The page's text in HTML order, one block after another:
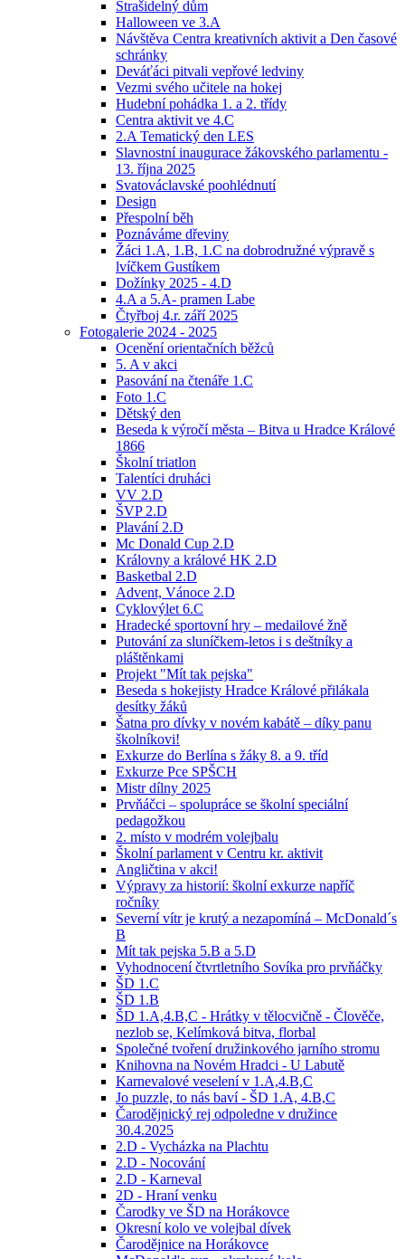
Strašidelný dům
Halloween ve 3.A
Návštěva Centra kreativních aktivit a Den časové
schránky
Deváťáci pitvali vepřové ledviny
Vezmi svého učitele na hokej
Hudební pohádka 1. a 2. třídy
Centra aktivit ve 4.C
2.A Tematický den LES
Slavnostní inaugurace žákovského parlamentu -
13. října 2025
Svatováclavské poohlédnutí
Design
Přespolní běh
Poznáváme dřeviny
Žáci 1.A, 1.B, 1.C na dobrodružné výpravě s
lvíčkem Gustíkem
Dožínky 2025 - 4.D
4.A a 5.A- pramen Labe
Čtyřboj 4.r. září 2025
Fotogalerie 2024 - 2025
Ocenění orientačních běžců
5. A v akci
Pasování na čtenáře 1.C
Foto 1.C
Dětský den
Beseda k výročí města – Bitva u Hradce Králové
1866
Školní triatlon
Talentíci druháci
VV 2.D
ŠVP 2.D
Plavání 2.D
Mc Donald Cup 2.D
Královny a králové HK 2.D
Basketbal 2.D
Advent, Vánoce 2.D
Cyklovýlet 6.C
Hradecké sportovní hry – medailové žně
Putování za sluníčkem-letos i s deštníky a
pláštěnkami
Projekt "Mít tak pejska"
Beseda s hokejisty Hradce Králové přilákala
desítky žáků
Šatna pro dívky v novém kabátě – díky panu
školníkovi!
Exkurze do Berlína s žáky 8. a 9. tříd
Exkurze Pce SPŠCH
Mistr dílny 2025
Prvňáčci – spolupráce se školní speciální
pedagožkou
2. místo v modrém volejbalu
Školní parlament v Centru kr. aktivit
Angličtina v akci!
Výpravy za historií: školní exkurze napříč
ročníky
Severní vítr je krutý a nezapomíná – McDonald´s
B
Mít tak pejska 5.B a 5.D
Vyhodnocení čtvrtletního Sovíka pro prvňáčky
ŠD 1.C
ŠD 1.B
ŠD 1.A,4.B,C - Hrátky v tělocvičně - Člověče,
nezlob se, Kelímková bitva, florbal
Společné tvoření družinkového jarního stromu
Knihovna na Novém Hradci - U Labutě
Karnevalové veselení v 1.A,4.B,C
Jo puzzle, to nás baví - ŠD 1.A, 4.B,C
Čarodějnický rej odpoledne v družince
30.4.2025
2.D - Vycházka na Plachtu
2.D - Nocování
2.D - Karneval
2D - Hraní venku
Čarodky ve ŠD na Horákovce
Okresní kolo ve volejbal dívek
Čarodějnice na Horákovce